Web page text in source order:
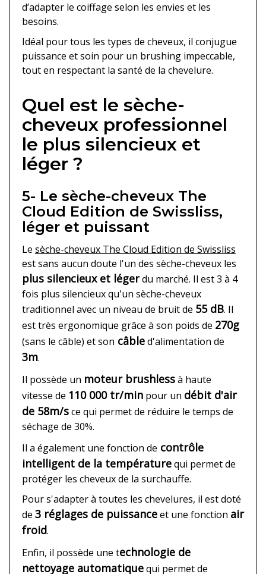
d’adapter le coiffage selon les envies et les
besoins.
Idéal pour tous les types de cheveux, il conjugue
puissance et soin pour un brushing impeccable,
tout en respectant la santé de la chevelure.
Quel est le sèche-
cheveux professionnel
le plus silencieux et
léger ?
5- Le sèche-cheveux The
Cloud Edition de Swissliss,
léger et puissant
Le sèche-cheveux The Cloud Edition de Swissliss
est sans aucun doute l'un des sèche-cheveux les
plus silencieux et légerdu marché. Il est 3 à 4
fois plus silencieux qu'un sèche-cheveux
traditionnel avec un niveau de bruit de 55 dB. Il
est très ergonomique grâce à son poids de 270g
(sans le câble) et son câbled'alimentation de
3m.
Il possède un moteur brushlessà haute
vitesse de 110 000 tr/minpour un débit d'air
de 58m/sce qui permet de réduire le temps de
séchage de 30%.
Il a également une fonction de contrôle
intelligent de la températurequi permet de
protéger les cheveux de la surchauffe.
Pour s'adapter à toutes les chevelures, il est doté
de 3 réglages de puissanceet une fonction air
froid.
Enfin, il possède une technologie de
nettoyage automatiquequi permet de